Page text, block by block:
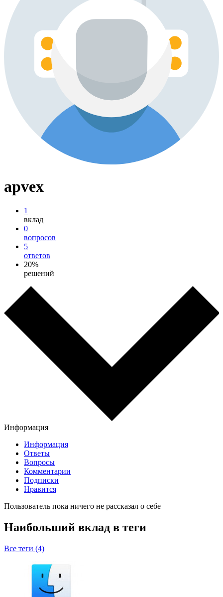
apvex
1
вклад
0
вопросов
5
ответов
20%
решений
Информация
Информация
Ответы
Вопросы
Комментарии
Подписки
Нравится
Пользователь пока ничего не рассказал о себе
Наибольший вклад в теги
Все теги (4)